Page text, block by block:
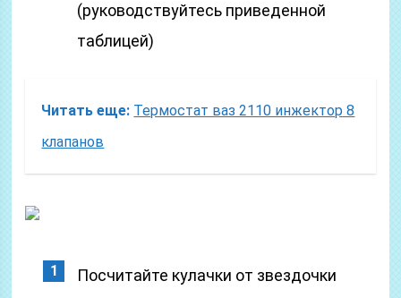
(руководствуйтесь приведенной
таблицей)
Читать еще: Термостат ваз 2110 инжектор 8
клапанов
Посчитайте кулачки от звездочки